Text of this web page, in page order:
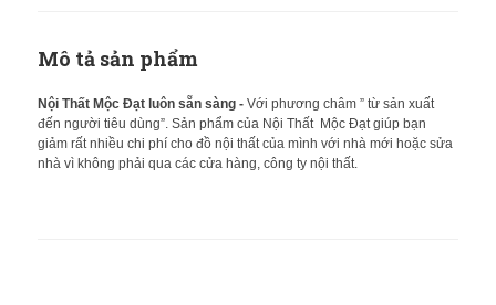
Mô tả sản phẩm
Nội Thất Mộc Đạt luôn sẵn sàng - Với phương châm ” từ sản xuất
đến người tiêu dùng”. Sản phẩm của Nội Thất Mộc Đạt giúp bạn
giảm rất nhiều chi phí cho đồ nội thấtcủa mình với nhà mới hoặc sửa
nhà vì không phải qua các cửa hàng, công ty nội thất.